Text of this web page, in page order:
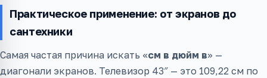
Практическое применение: от экранов до
сантехники
Самая частая причина искать «см в дюйм в» —
диагонали экранов. Телевизор 43″ — это 109,22 см по